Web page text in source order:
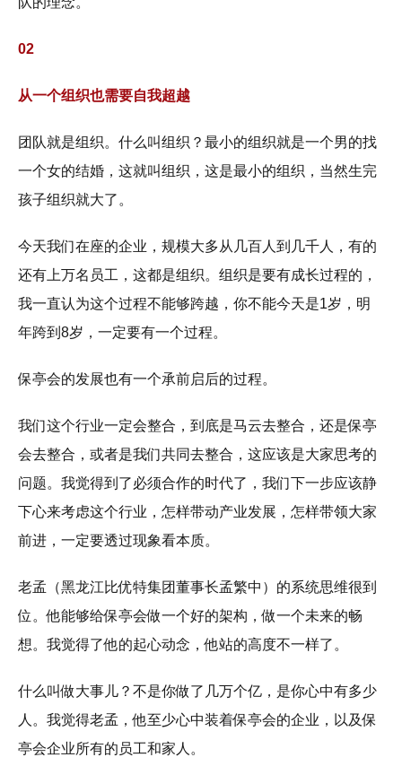
02
从一个组织也需要自我超越
团队就是组织。什么叫组织？最小的组织就是一个男的找
一个女的结婚，这就叫组织，这是最小的组织，当然生完
孩子组织就大了。
今天我们在座的企业，规模大多从几百人到几千人，有的
还有上万名员工，这都是组织。组织是要有成长过程的，
我一直认为这个过程不能够跨越，你不能今天是1岁，明
年跨到8岁，一定要有一个过程。
保亭会的发展也有一个承前启后的过程。
我们这个行业一定会整合，到底是马云去整合，还是保亭
会去整合，或者是我们共同去整合，这应该是大家思考的
问题。我觉得到了必须合作的时代了，我们下一步应该静
下心来考虑这个行业，怎样带动产业发展，怎样带领大家
前进，一定要透过现象看本质。
老孟（黑龙江比优特集团董事长孟繁中）的系统思维很到
位。他能够给保亭会做一个好的架构，做一个未来的畅
想。我觉得了他的起心动念，他站的高度不一样了。
什么叫做大事儿？不是你做了几万个亿，是你心中有多少
人。我觉得老孟，他至少心中装着保亭会的企业，以及保
亭会企业所有的员工和家人。